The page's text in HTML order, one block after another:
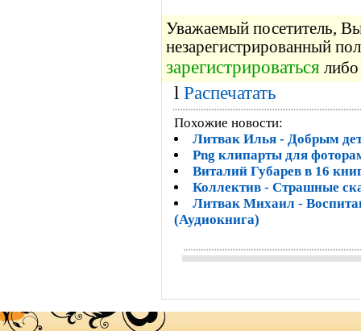
Уважаемый посетитель,
незарегистрированный
зарегистрироваться
l Распечатать
Похожие новости:
Литвак Илья - Добрым
Png клипарты для
Виталий Губарев в 16
Коллектив - Страшные
Литвак Михаил -
(Аудиокнига)